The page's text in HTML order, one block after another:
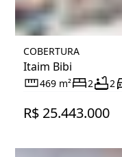
COBERTURA
Itaim Bibi
469 m² 2 2
R$ 25.443.000